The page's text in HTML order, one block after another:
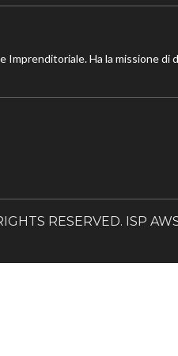
Ha la missione di
RESERVED. ISP